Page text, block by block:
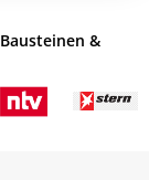
&